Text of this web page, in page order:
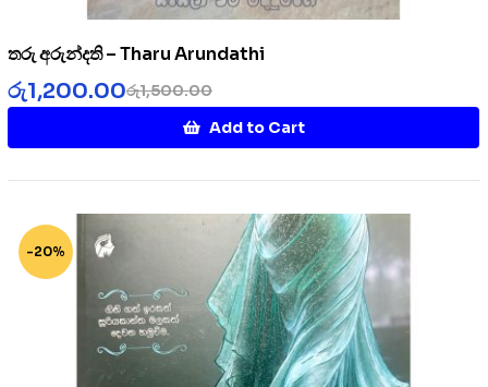
තරු අරුන්දති – Tharu Arundathi
රු1,500.00
රු1,200.00
Add to Cart
-20%